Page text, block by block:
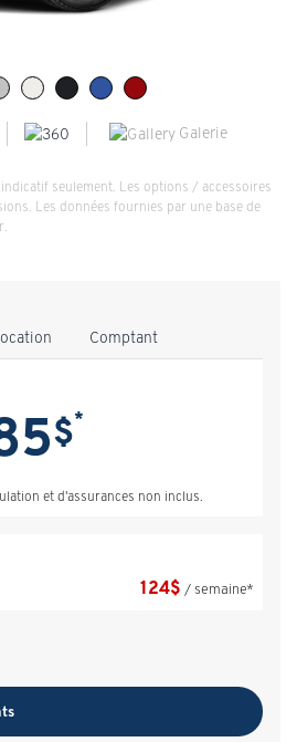
Galerie
seulement. Les options / accessoires
Les données fournies par une base de
Comptant
$*
et d'assurances non inclus.
124$ / semaine*